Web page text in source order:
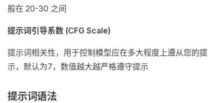
般在 20-30 之间
提示词引导系数 (CFG Scale)
提示词相关性，用于控制模型应在多大程度上遵从您的提
示，默认为7，数值越大越严格遵守提示
提示词语法